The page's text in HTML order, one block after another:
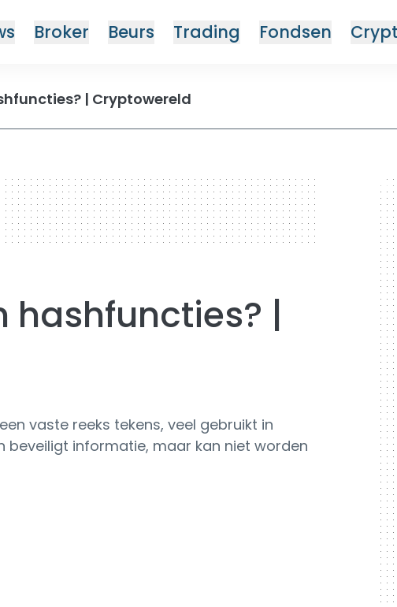
Broker Beurs Trading Fondsen
| Cryptowereld
hashfuncties? |
vaste reeks tekens, veel gebruikt in
beveiligt informatie, maar kan niet worden